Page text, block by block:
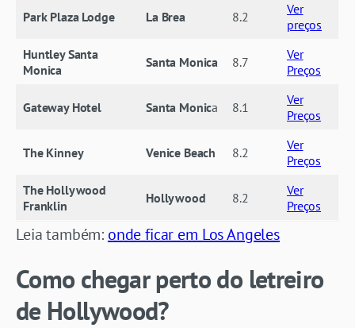
Park Plaza Lodge La Brea 8.2
Ver
preços
Huntley Santa
Monica
Santa Monica 8.7
Ver
Preços
Gateway Hotel Santa Monica 8.1
Ver
Preços
The Kinney Venice Beach 8.2
Ver
Preços
The Hollywood
Franklin
Hollywood 8.2
Ver
Preços
Leia também: onde ficar em Los Angeles
Como chegar perto do letreiro
de Hollywood?